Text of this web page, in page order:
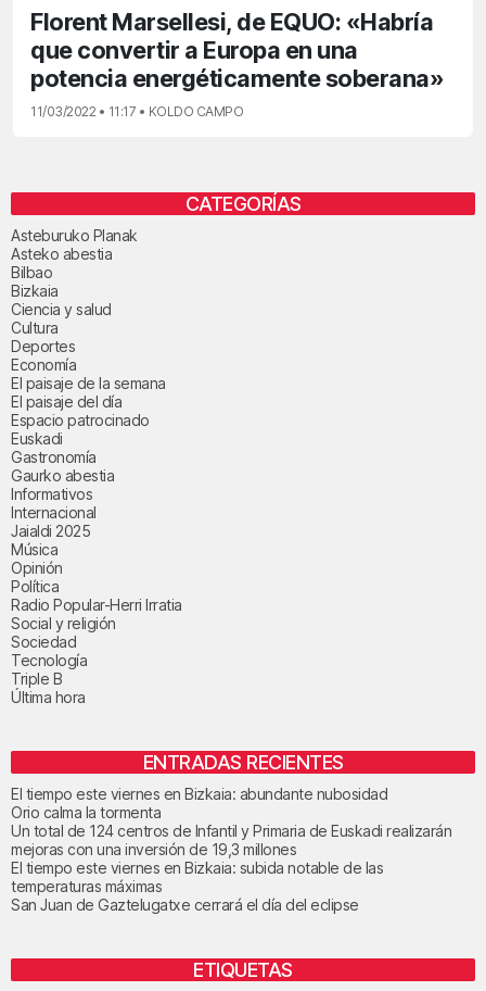
Florent Marsellesi, de EQUO: «Habría
que convertir a Europa en una
potencia energéticamente soberana»
11/03/2022 • 11:17 • KOLDO CAMPO
CATEGORÍAS
Asteburuko Planak
Asteko abestia
Bilbao
Bizkaia
Ciencia y salud
Cultura
Deportes
Economía
El paisaje de la semana
El paisaje del día
Espacio patrocinado
Euskadi
Gastronomía
Gaurko abestia
Informativos
Internacional
Jaialdi 2025
Música
Opinión
Política
Radio Popular-Herri Irratia
Social y religión
Sociedad
Tecnología
Triple B
Última hora
ENTRADAS RECIENTES
El tiempo este viernes en Bizkaia: abundante nubosidad
Orio calma la tormenta
Un total de 124 centros de Infantil y Primaria de Euskadi realizarán
mejoras con una inversión de 19,3 millones
El tiempo este viernes en Bizkaia: subida notable de las
temperaturas máximas
San Juan de Gaztelugatxe cerrará el día del eclipse
ETIQUETAS